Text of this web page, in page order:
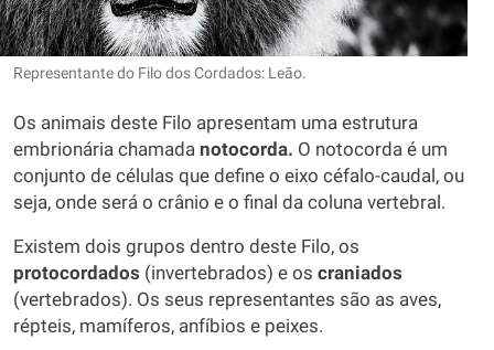
Representante do Filo dos Cordados: Leão.
Os animais deste Filo apresentam uma estrutura
embrionária chamada notocorda. O notocorda é um
conjunto de células que define o eixo céfalo-caudal, ou
seja, onde será o crânio e o final da coluna vertebral.
Existem dois grupos dentro deste Filo, os
protocordados (invertebrados) e os craniados
(vertebrados). Os seus representantes são as aves,
répteis, mamíferos, anfíbios e peixes.